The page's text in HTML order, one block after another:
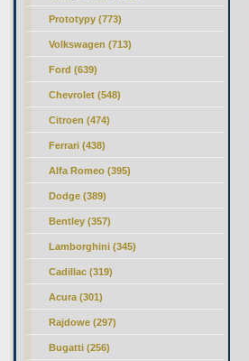
Prototypy (773)
Volkswagen (713)
Ford (639)
Chevrolet (548)
Citroen (474)
Ferrari (438)
Alfa Romeo (395)
Dodge (389)
Bentley (357)
Lamborghini (345)
Cadillac (319)
Acura (301)
Rajdowe (297)
Bugatti (256)